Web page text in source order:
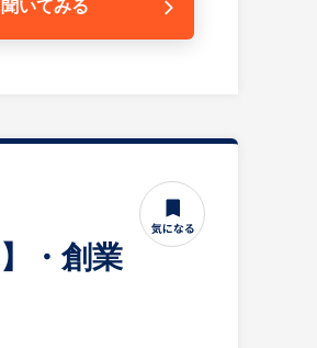
た業績を誇っています。
聞いてみる
・創業